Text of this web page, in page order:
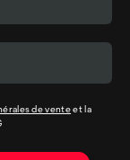
de venteet la